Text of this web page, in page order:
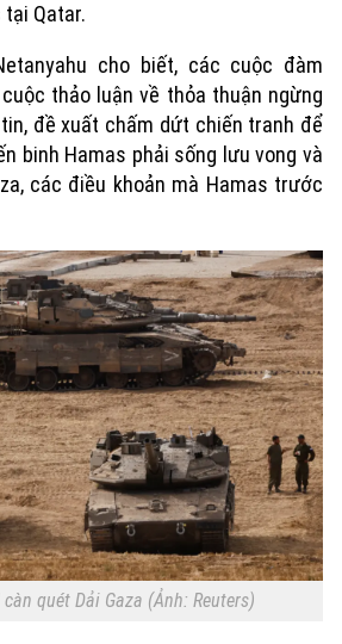
Qatar.
cho biết, các cuộc đàm
thảo luận về thỏa thuận ngừng
đề xuất chấm dứt chiến tranh để
binh Hamas phải sống lưu vong và
các điều khoản mà Hamas trước
quét Dải Gaza (Ảnh: Reuters)